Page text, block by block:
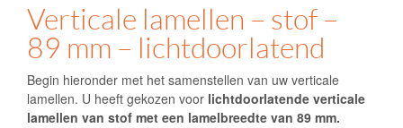
Verticale lamellen – stof –
89 mm – lichtdoorlatend
Begin hieronder met het samenstellen van uw verticale
lamellen. U heeft gekozen voor lichtdoorlatende verticale
lamellen van stof met een lamelbreedte van 89 mm.